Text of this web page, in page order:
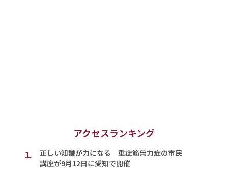
アクセスランキング
1.
正しい知識が力になる 重症筋無力症の市民
講座が9月12日に愛知で開催